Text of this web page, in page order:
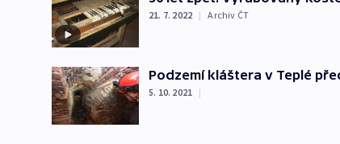
21. 7. 2022 | Archiv ČT
Podzemí kláštera v Teplé
5. 10. 2021 |